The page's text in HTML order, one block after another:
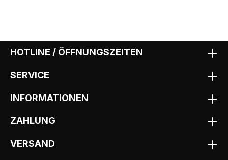
HOTLINE / ÖFFNUNGSZEITEN
SERVICE
INFORMATIONEN
ZAHLUNG
VERSAND